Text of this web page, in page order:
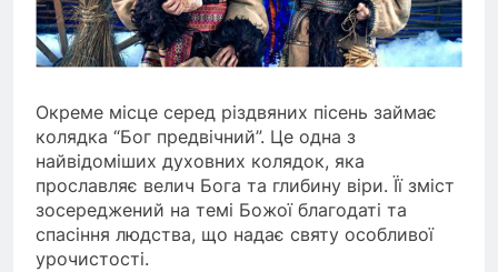
Окреме місце серед різдвяних пісень займає
колядка “Бог предвічний”. Це одна з
найвідоміших духовних колядок, яка
прославляє велич Бога та глибину віри. Її зміст
зосереджений на темі Божої благодаті та
спасіння людства, що надає святу особливої
урочистості.